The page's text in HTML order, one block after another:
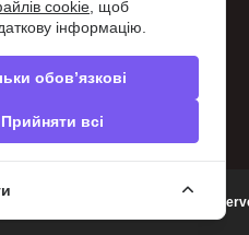
- Poker Room | Canggu, Bali |
cookie, щоб
інформацію.
обов’язкові
Прийняти всі